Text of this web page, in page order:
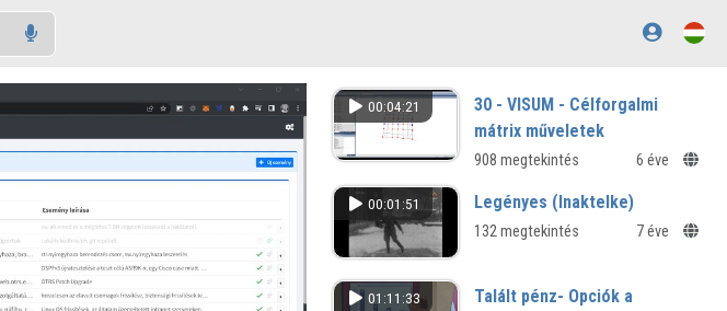
00:04:21
30 - VISUM - Célforgalmi
mátrix műveletek
908 megtekintés 6 éve
00:01:51 Legényes (Inaktelke)
132 megtekintés 7 éve
01:11:33
Talált pénz- Opciók a